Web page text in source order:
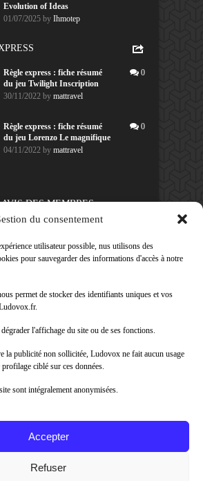
du consentement
utilisateur possible, nus utilisons des
pour sauvegarder des informations d'accès à notre
permet de stocker des identifiants uniques et vos
l'affichage du site ou de ses fonctions.
la publicité non sollicitée, Ludovox ne fait aucun usage
ciblé sur ces données.
sont intégralement anonymisées.
Accepter
Refuser
Evolution of Ideas
01/07/2025 by Ihmotep
Règle express : fiche résumé
du jeu Twilight Inscription
30/11/2022 by mattravel
0
Règle express : fiche résumé
du jeu Lorenzo Le magnifique
04/11/2022 by mattravel
0
DES MEMBRES
Sur le jeu Collect!
Publié le
il y a 7 heures
Sur le jeu Detective Box - Ciao
Bella
Sur le jeu Detective Box - Ciao
Bella